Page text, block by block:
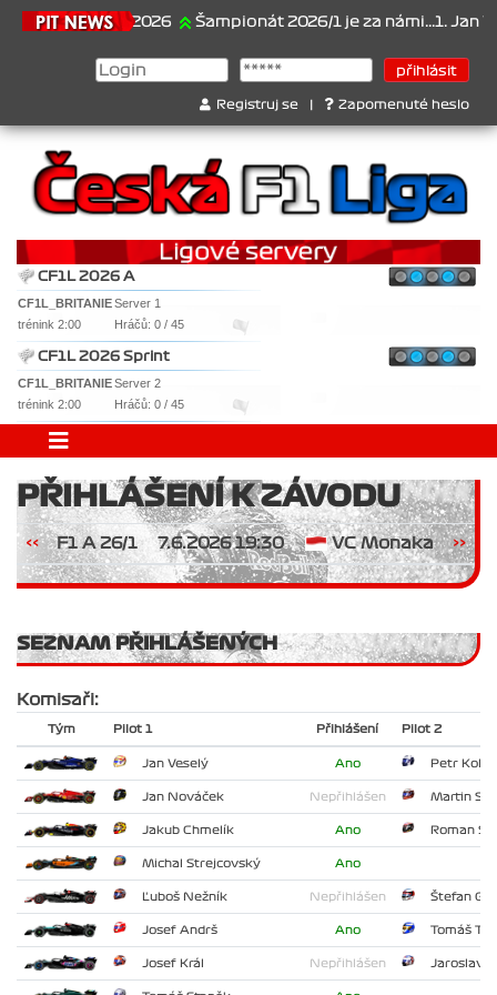
21.6.2026 Šampionát 2026/1 je za námi...1. Jan
Registruj se Zapomenuté heslo
CF1L 2026 A
CF1L_BRITANIEServer 1
trénink 2:00
Hráčů: 0 / 45
CF1L 2026 Sprint
CF1L_BRITANIEServer 2
trénink 2:00
Hráčů: 0 / 45
PŘIHLÁŠENÍ K ZÁVODU
<< F1 A 26/1 7.6.2026 19:30 VC Monaka >>
SEZNAM PŘIHLÁŠENÝCH
Komisaři:
Tým Pilot 1 Přihlášení Pilot 2
Jan Veselý Ano Petr Kolář
Jan Nováček Nepřihlášen Martin
Jakub Chmelík Ano Roman
Michal Strejcovský Ano
Ľuboš Nežník Nepřihlášen Štefan
Josef Andrš Ano Tomáš
Josef Král Nepřihlášen Jaroslav